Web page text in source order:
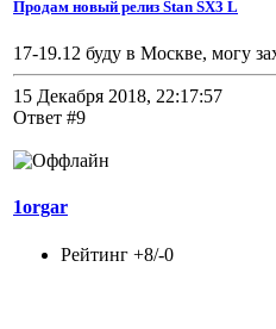
Продам новый релиз Stan SX3 L
17-19.12 буду в Москве, могу
15 Декабря 2018, 22:17:57
Ответ #9
1orgar
Рейтинг +8/-0